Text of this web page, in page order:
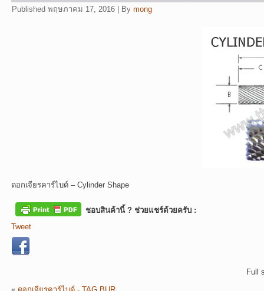
Published พฤษภาคม 17, 2016 By mong
ดอกเจียรคาร์ไบด์ – Cylinder Shape
ชอบสินค้านี้ ? ช่วยแชร์ด้วยครับ :
Tweet
Full